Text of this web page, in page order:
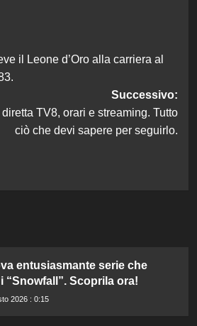
il Leone d’Oro alla carriera al
Successivo:
TV8, orari e streaming. Tutto
ciò che devi sapere per seguirlo.
entusiasmante serie che
“Snowfall”. Scoprila ora!
2026 : 0:15